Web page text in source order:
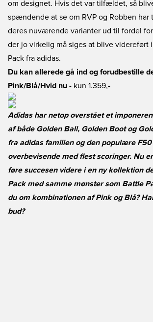
om designet. Hvis det var tilfældet, så
spændende at se om RVP og Robben
deres nuværende varianter ud til fordel
der jo virkelig må siges at blive videreført i
Pack fra adidas.
Du kan allerede gå ind og forudbestille
Pink/Blå/Hvid nu - kun 1.359,-
Adidas har netop overstået et
af både Golden Ball, Golden Boot og
fra adidas familien og den populære
overbevisende med flest scoringer. Nu
føre succesen videre i en ny kollektion
Pack med samme mønster som Battle
du om kombinationen af Pink og Blå?
bud?